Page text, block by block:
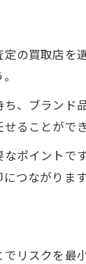
の買取店
、ブラン
ることができ
ポイント
つながります
リスクを